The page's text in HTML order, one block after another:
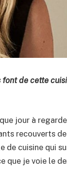
de cette
jour à
recouverts
de cuisine qui
que je voie le